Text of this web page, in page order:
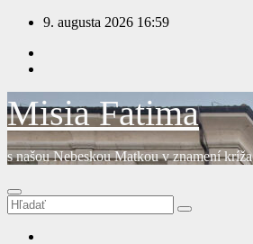
Prejsť
obsah
9. augusta 2026 16:59
Misia Fatima
s našou Nebeskou Matkou v znamení kríža